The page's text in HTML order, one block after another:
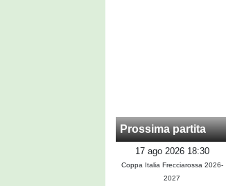
Prossima partita
17 ago 2026 18:30
Coppa Italia Frecciarossa 2026-
2027